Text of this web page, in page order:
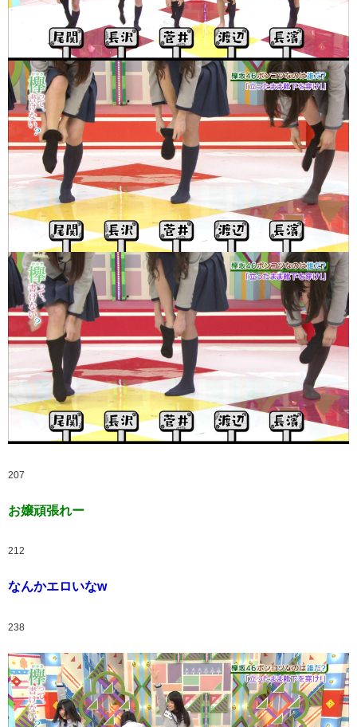
207
お嬢頑張れー
212
なんかエロいなw
238